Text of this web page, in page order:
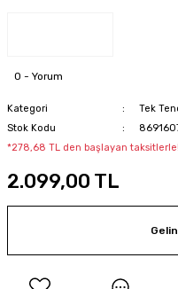
0 - Yorum
Kategori
Tek
Stok Kodu
*278,68 TL den başlayan taksitlerle!
2.099,00 TL